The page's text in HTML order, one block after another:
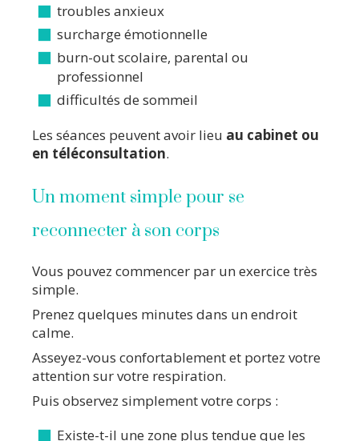
troubles anxieux
surcharge émotionnelle
burn-out scolaire, parental ou
professionnel
difficultés de sommeil
Les séances peuvent avoir lieu au cabinet ou
en téléconsultation.
Un moment simple pour se
reconnecter à son corps
Vous pouvez commencer par un exercice très
simple.
Prenez quelques minutes dans un endroit
calme.
Asseyez-vous confortablement et portez votre
attention sur votre respiration.
Puis observez simplement votre corps :
Existe-t-il une zone plus tendue que les